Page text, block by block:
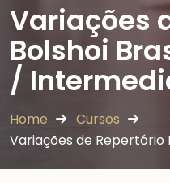
Variações
Bolshoi
/
Home
Cursos
Variações de Repertório